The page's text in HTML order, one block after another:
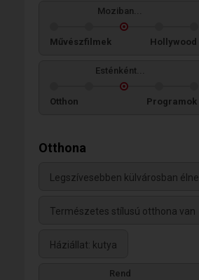
Moziban...
Művészfilmek Hollywood
Esténként...
Otthon Programok
Otthona
Legszívesebben külvárosban élne
Természetes stílusú otthona van
Háziállat: kutya
Rend